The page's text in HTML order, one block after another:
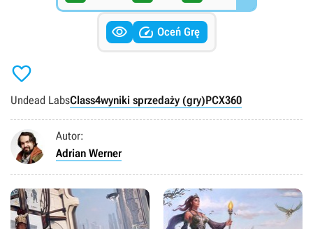
  Oceń Grę

Undead LabsClass4wyniki sprzedaży (gry)PCX360
Autor:
Adrian Werner